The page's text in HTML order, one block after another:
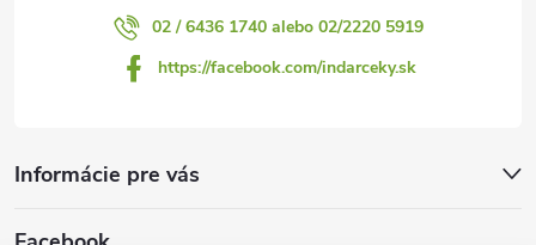
02 / 6436 1740 alebo 02/2220 5919
https://facebook.com/indarceky.sk
Informácie pre vás